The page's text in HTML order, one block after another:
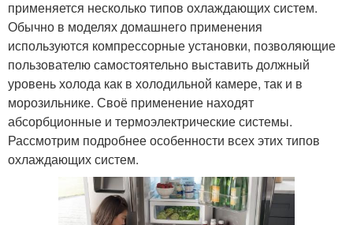
применяется несколько типов охлаждающих систем.
Обычно в моделях домашнего применения
используются компрессорные установки, позволяющие
пользователю самостоятельно выставить должный
уровень холода как в холодильной камере, так и в
морозильнике. Своё применение находят
абсорбционные и термоэлектрические системы.
Рассмотрим подробнее особенности всех этих типов
охлаждающих систем.